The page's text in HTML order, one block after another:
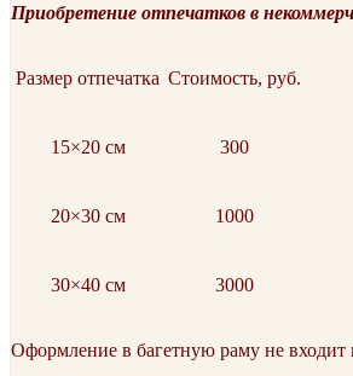
Приобретение отпечатков в
Размер отпечатка Стоимость, руб.
15×20 см 300
20×30 см 1000
30×40 см 3000
Оформление в багетную раму не входит